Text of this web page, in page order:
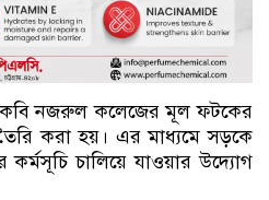
কবি নজরুল কলেজের মূল ফটকের
করা হয়। এর মাধ্যমে সড়কে
চালিয়ে যাওয়ার উদ্যোগ